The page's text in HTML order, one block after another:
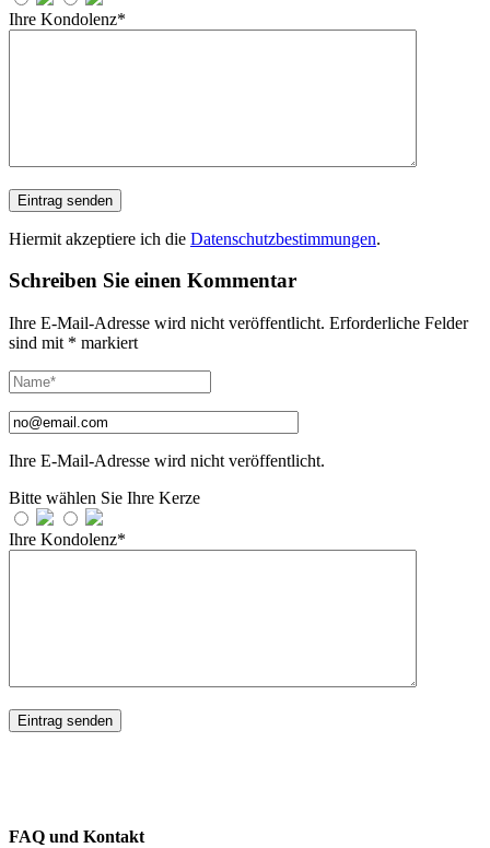
Ihre Kondolenz*
Hiermit akzeptiere ich die Datenschutzbestimmungen.
Schreiben Sie einen Kommentar
Ihre E-Mail-Adresse wird nicht veröffentlicht. Erforderliche Felder
sind mit * markiert
Ihre E-Mail-Adresse wird nicht veröffentlicht.
Bitte wählen Sie Ihre Kerze
Ihre Kondolenz*
FAQ und Kontakt